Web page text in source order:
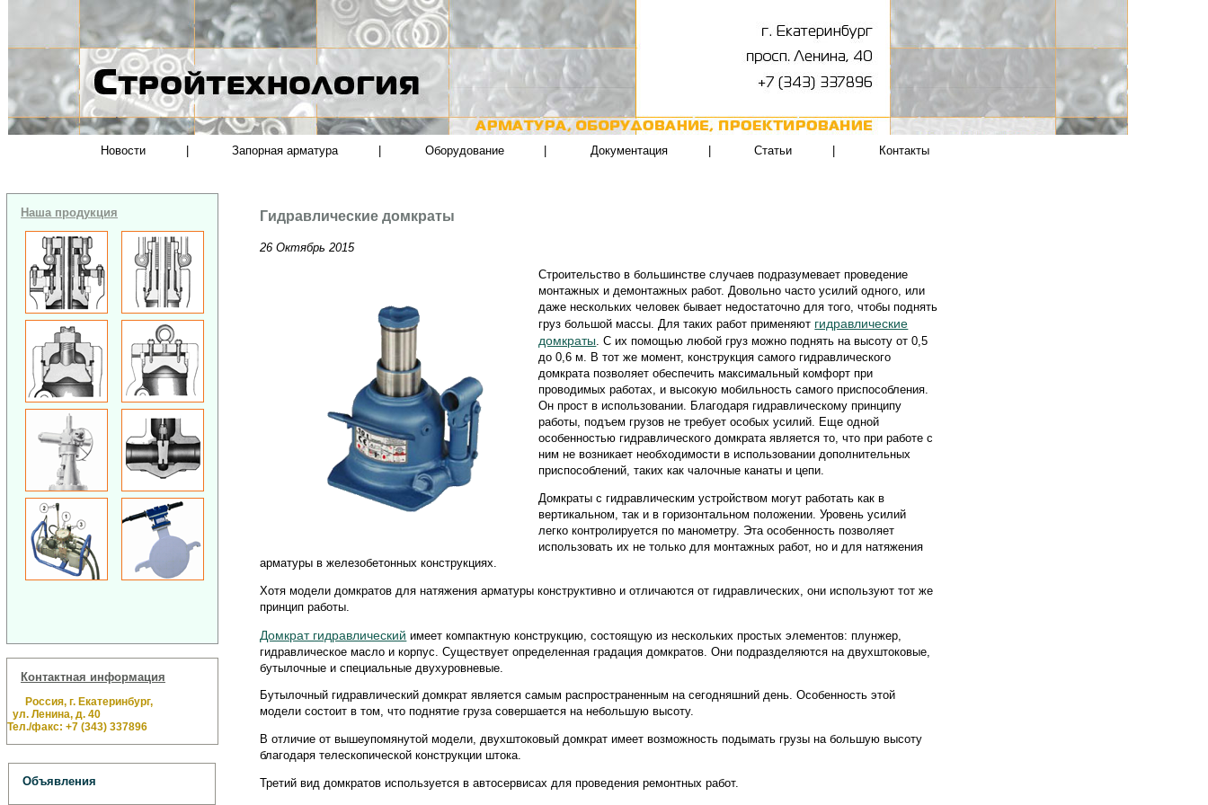
Новости Запорная арматура Оборудование Документация Статьи Контакты
Наша продукция
Контактная информация
Россия, г. Екатеринбург,
ул. Ленина, д. 40
Тел./факс: +7 (343) 337896
Объявления
Гидравлические домкраты
26 Октябрь 2015
Строительство в большинстве случаев подразумевает проведение
монтажных и демонтажных работ. Довольно часто усилий одного, или
даже нескольких человек бывает недостаточно для того, чтобы поднять
груз большой массы. Для таких работ применяют гидравлические
домкраты. С их помощью любой груз можно поднять на высоту от 0,5
до 0,6 м. В тот же момент, конструкция самого гидравлического
домкрата позволяет обеспечить максимальный комфорт при
проводимых работах, и высокую мобильность самого приспособления.
Он прост в использовании. Благодаря гидравлическому принципу
работы, подъем грузов не требует особых усилий. Еще одной
особенностью гидравлического домкрата является то, что при работе с
ним не возникает необходимости в использовании дополнительных
приспособлений, таких как чалочные канаты и цепи.
Домкраты с гидравлическим устройством могут работать как в
вертикальном, так и в горизонтальном положении. Уровень усилий
легко контролируется по манометру. Эта особенность позволяет
использовать их не только для монтажных работ, но и для натяжения
арматуры в железобетонных конструкциях.
Хотя модели домкратов для натяжения арматуры конструктивно и отличаются от гидравлических, они используют тот же
принцип работы.
Домкрат гидравлический имеет компактную конструкцию, состоящую из нескольких простых элементов: плунжер,
гидравлическое масло и корпус. Существует определенная градация домкратов. Они подразделяются на двухштоковые,
бутылочные и специальные двухуровневые.
Бутылочный гидравлический домкрат является самым распространенным на сегодняшний день. Особенность этой
модели состоит в том, что поднятие груза совершается на небольшую высоту.
В отличие от вышеупомянутой модели, двухштоковый домкрат имеет возможность подымать грузы на большую высоту
благодаря телескопической конструкции штока.
Третий вид домкратов используется в автосервисах для проведения ремонтных работ.